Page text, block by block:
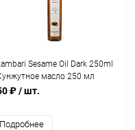
Sesame Oil Dark 250ml
масло 250 мл
₽/ шт.
Подробнее